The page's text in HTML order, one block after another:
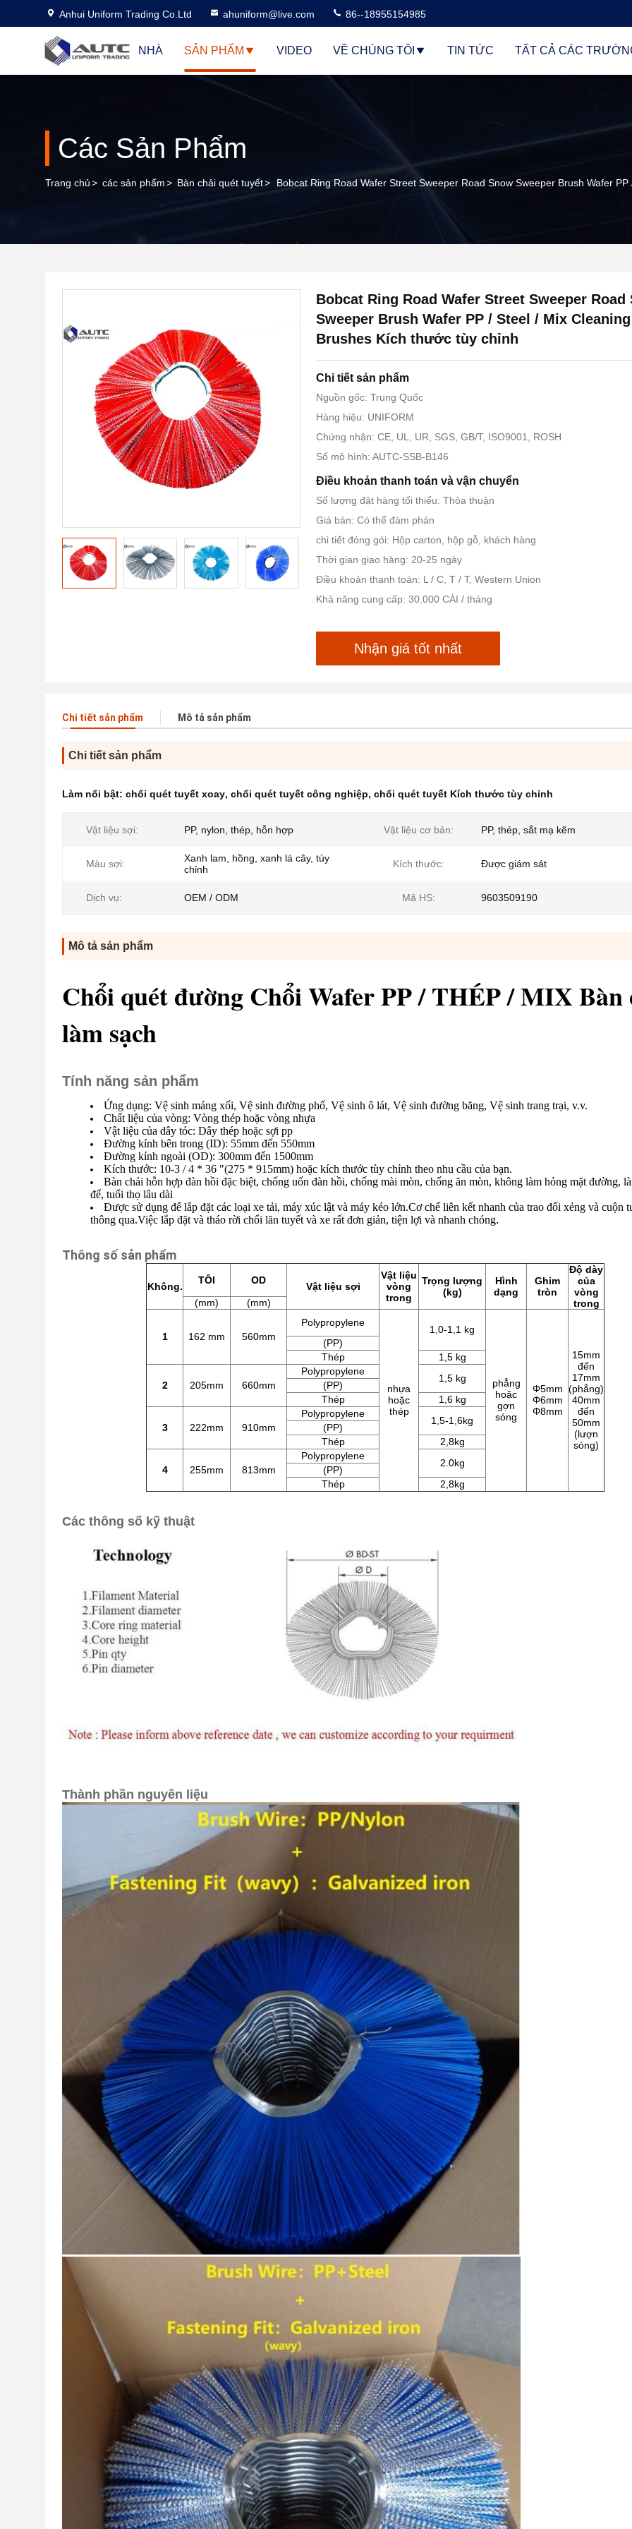
Anhui Uniform Trading Co.Ltd ahuniform@live.com 86--18955154985
NHÀ SẢN PHẨM VIDEO VỀ CHÚNG TÔI TIN TỨC TẤT CẢ CÁC
Các Sản Phẩm
Trang chủ> các sản phẩm> Bàn chải quét tuyết> Bobcat Ring Road Wafer Street Sweeper Road Snow Sweeper Brush Wafer
Bobcat Ring Road Wafer Street Sweeper Road
Sweeper Brush Wafer PP / Steel / Mix Cleaning
Brushes Kích thước tùy chỉnh
Chi tiết sản phẩm
Nguồn gốc: Trung Quốc
Hàng hiệu: UNIFORM
Chứng nhận: CE, UL, UR, SGS, GB/T, ISO9001, ROSH
Số mô hình: AUTC-SSB-B146
Điều khoản thanh toán và vận chuyển
Số lượng đặt hàng tối thiểu: Thỏa thuận
Giá bán: Có thể đàm phán
chi tiết đóng gói: Hộp carton, hộp gỗ, khách hàng
Thời gian giao hàng: 20-25 ngày
Điều khoản thanh toán: L / C, T / T, Western Union
Khả năng cung cấp: 30.000 CÁI / tháng
Nhận giá tốt nhất
Chi tiết sản phẩm Mô tả sản phẩm
Chi tiết sản phẩm
Làm nổi bật: chổi quét tuyết xoay, chổi quét tuyết công nghiệp, chổi quét tuyết Kích thước tùy chỉnh
Vật liệu sợi: PP, nylon, thép, hỗn hợp Vật liệu cơ bản: PP, thép, sắt mạ kẽm
Màu sợi:
Xanh lam, hồng, xanh lá cây, tùy
chỉnh
Kích thước: Được giám sát
Dịch vụ: OEM / ODM Mã HS: 9603509190
Mô tả sản phẩm
Chổi quét đường Chổi Wafer PP / THÉP / MIX Bàn
làm sạch
Tính năng sản phẩm
Ứng dụng: Vệ sinh máng xối, Vệ sinh đường phố, Vệ sinh ô lát, Vệ sinh đường băng, Vệ sinh trang trại, v.v.
Chất liệu của vòng: Vòng thép hoặc vòng nhựa
Vật liệu của dây tóc: Dây thép hoặc sợi pp
Đường kính bên trong (ID): 55mm đến 550mm
Đường kính ngoài (OD): 300mm đến 1500mm
Kích thước: 10-3 / 4 * 36 "(275 * 915mm) hoặc kích thước tùy chỉnh theo nhu cầu của bạn.
Bàn chải hỗn hợp đàn hồi đặc biệt, chống uốn đàn hồi, chống mài mòn, chống ăn mòn, không làm hỏng mặt đường,
để, tuổi thọ lâu dài
Được sử dụng để lắp đặt các loại xe tải, máy xúc lật và máy kéo lớn.Cơ chế liên kết nhanh của trao đổi xẻng và cuộn
thông qua.Việc lắp đặt và tháo rời chổi lăn tuyết và xe rất đơn giản, tiện lợi và nhanh chóng.
Thông số sản phẩm
Không.
TÔI OD
Vật liệu sợi
Vật liệu
vòng
trong
Trọng lượng
(kg)
Hình
dạng
Ghim
tròn
Độ dày
của
vòng
trong
(mm) (mm)
1 162 mm 560mm
Polypropylene
nhựa
hoặc
thép
1,0-1,1 kg
phẳng
hoặc
gợn
sóng
Φ5mm
Φ6mm
Φ8mm
15mm
đến
17mm
(phẳng)
40mm
đến
50mm
(lượn
sóng)
(PP)
Thép
1,5 kg
2 205mm 660mm
Polypropylene
1,5 kg
(PP)
Thép
1,6 kg
3 222mm 910mm
Polypropylene
1,5-1,6kg
(PP)
Thép
2,8kg
4 255mm 813mm
Polypropylene
2.0kg
(PP)
Thép
2,8kg
Các thông số kỹ thuật
Thành phần nguyên liệu